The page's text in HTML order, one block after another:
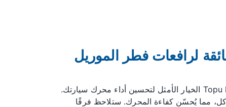
لرافعات فطر الموريل
تُعدّ رافعات الصمامات Topu LS1 Morel الخيار الأمثل لتحسين أداء محرك سيارتك.
مما يُحسّن كفاءة المحرك. ستلاحظ فرقًا